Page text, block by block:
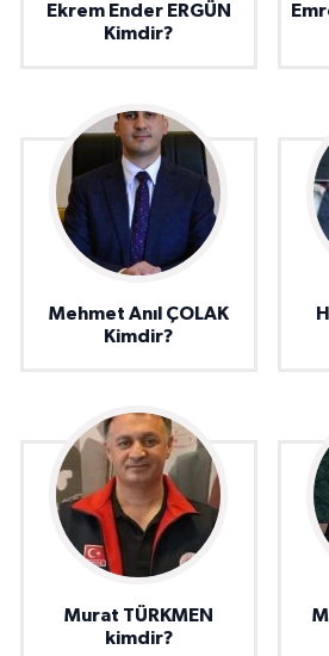
Ekrem Ender ERGÜN
Kimdir?
Mehmet Anıl ÇOLAK
Kimdir?
Murat TÜRKMEN
kimdir?